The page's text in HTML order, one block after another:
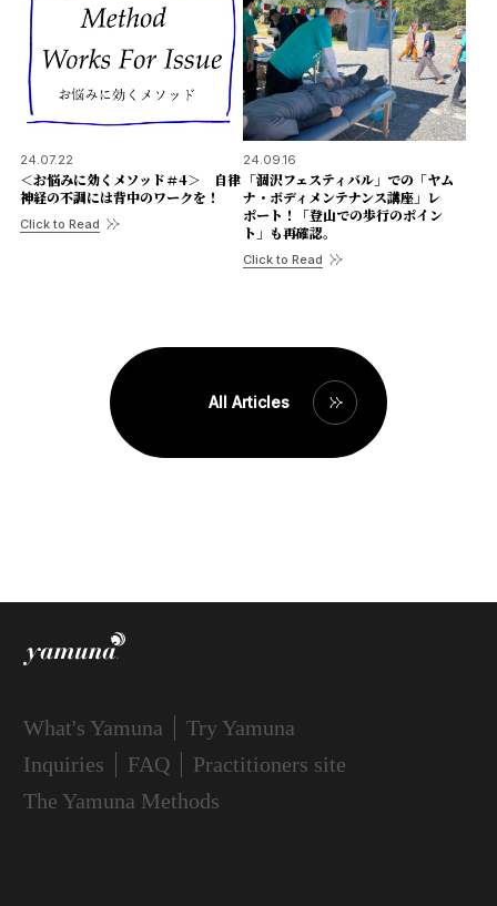
24.07.22
＜お悩みに効くメソッド＃4＞ 自律
神経の不調には背中のワークを！
Click to Read
24.09.16
「涸沢フェスティバル」での「ヤム
ナ・ボディメンテナンス講座」レ
ポート！「登山での歩行のポイン
ト」も再確認。
Click to Read
All Articles
What's Yamuna
Try Yamuna
Inquiries
FAQ
Practitioners site
The Yamuna Methods